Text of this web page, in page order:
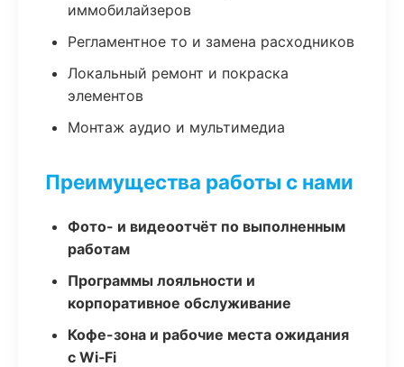
иммобилайзеров
Регламентное то и замена расходников
Локальный ремонт и покраска
элементов
Монтаж аудио и мультимедиа
Преимущества работы с нами
Фото- и видеоотчёт по выполненным
работам
Программы лояльности и
корпоративное обслуживание
Кофе-зона и рабочие места ожидания
с Wi‑Fi